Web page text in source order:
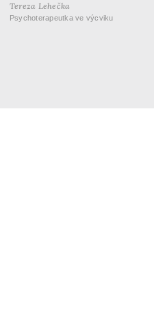
Tereza Lehečka
Psychoterapeutka ve výcviku